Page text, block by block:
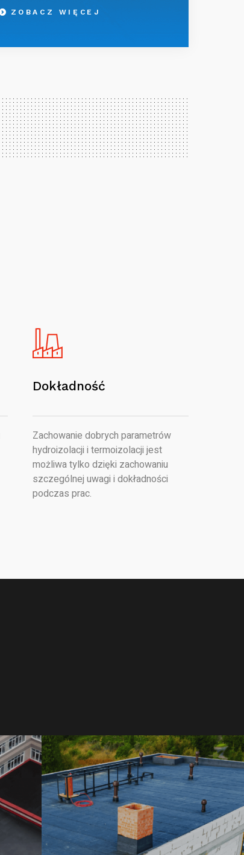
ZOBACZ WIĘCEJ
Dokładność
Zachowanie dobrych parametrów
hydroizolacji i termoizolacji jest
możliwa tylko dzięki zachowaniu
szczególnej uwagi i dokładności
podczas prac.